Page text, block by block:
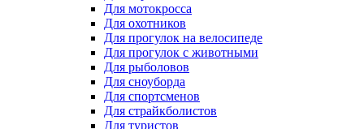
Для мотокросса
Для охотников
Для прогулок на велосипеде
Для прогулок с животными
Для рыболовов
Для сноуборда
Для спортсменов
Для страйкболистов
Для туристов